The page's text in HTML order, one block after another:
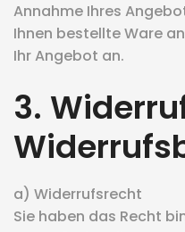
Annahme Ihres
Ihnen bestellte Ware
Ihr Angebot an.
3.
a) Widerrufsrecht
Sie haben das Recht